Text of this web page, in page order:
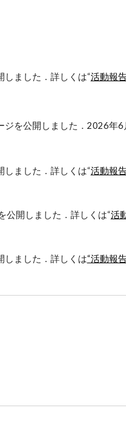
しました．詳しくは“活動報
ジを公開しました．2026年6
しました．詳しくは“活動報
公開しました ．詳しくは“活
しました．詳しくは“活動報